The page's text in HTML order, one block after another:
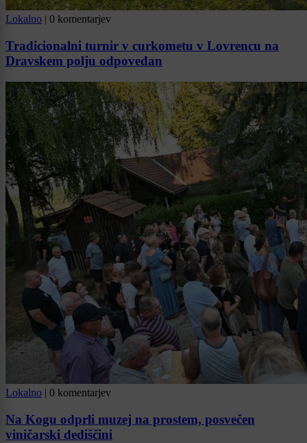
Lokalno | 0 komentarjev
Tradicionalni turnir v curkometu v Lovrencu na
Dravskem polju odpovedan
Lokalno | 0 komentarjev
Na Kogu odprli muzej na prostem, posvečen
viničarski dediščini